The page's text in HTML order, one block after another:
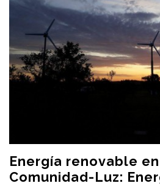
Energía renovable
Comunidad-Luz: